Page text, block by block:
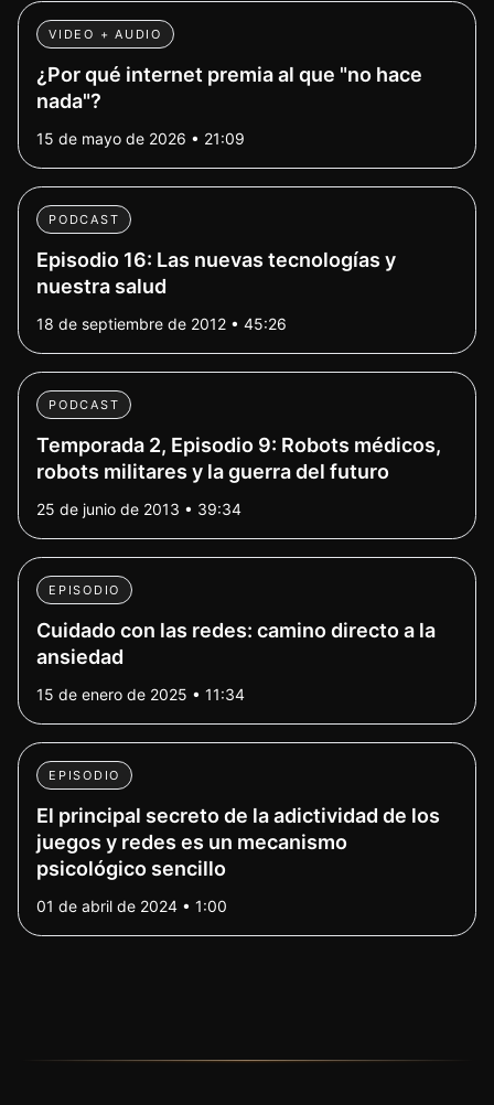
VIDEO + AUDIO
¿Por qué internet premia al que "no hace
nada"?
15 de mayo de 2026 • 21:09
PODCAST
Episodio 16: Las nuevas tecnologías y
nuestra salud
18 de septiembre de 2012 • 45:26
PODCAST
Temporada 2, Episodio 9: Robots médicos,
robots militares y la guerra del futuro
25 de junio de 2013 • 39:34
EPISODIO
Cuidado con las redes: camino directo a la
ansiedad
15 de enero de 2025 • 11:34
EPISODIO
El principal secreto de la adictividad de los
juegos y redes es un mecanismo
psicológico sencillo
01 de abril de 2024 • 1:00